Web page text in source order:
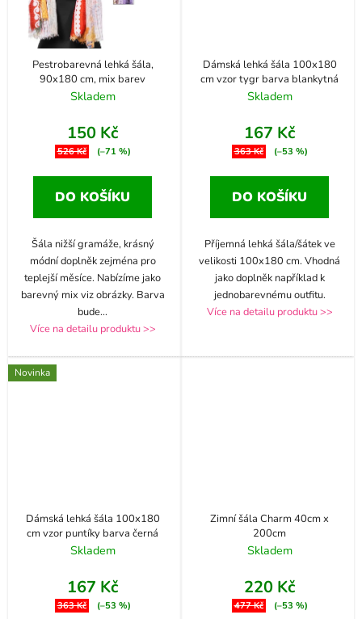
Pestrobarevná lehká šála,
90x180 cm, mix barev
Skladem
150 Kč
526 Kč (–71 %)
DO KOŠÍKU
Šála nižší gramáže, krásný
módní doplněk zejména pro
teplejší měsíce. Nabízíme jako
barevný mix viz obrázky. Barva
bude...
Více na detailu produktu >>
Dámská lehká šála 100x180
cm vzor tygr barva blankytná
Skladem
167 Kč
363 Kč (–53 %)
DO KOŠÍKU
Příjemná lehká šála/šátek ve
velikosti 100x180 cm. Vhodná
jako doplněk například k
jednobarevnému outfitu.
Více na detailu produktu >>
Novinka
Dámská lehká šála 100x180
cm vzor puntíky barva černá
Skladem
167 Kč
363 Kč (–53 %)
Zimní šála Charm 40cm x
200cm
Skladem
220 Kč
477 Kč (–53 %)